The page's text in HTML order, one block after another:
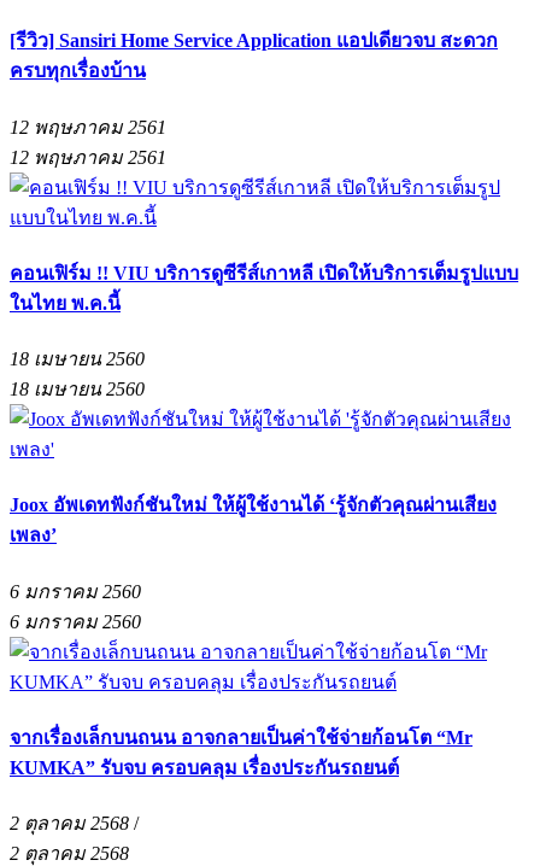
[รีวิว] Sansiri Home Service Application แอปเดียวจบ สะดวก
ครบทุกเรื่องบ้าน
12 พฤษภาคม 2561
12 พฤษภาคม 2561
คอนเฟิร์ม !! VIU บริการดูซีรีส์เกาหลี เปิดให้บริการเต็มรูปแบบ
ในไทย พ.ค.นี้
18 เมษายน 2560
18 เมษายน 2560
Joox อัพเดทฟังก์ชันใหม่ ให้ผู้ใช้งานได้ ‘รู้จักตัวคุณผ่านเสียง
เพลง’
6 มกราคม 2560
6 มกราคม 2560
จากเรื่องเล็กบนถนน อาจกลายเป็นค่าใช้จ่ายก้อนโต “Mr
KUMKA” รับจบ ครอบคลุม เรื่องประกันรถยนต์
2 ตุลาคม 2568 /
2 ตุลาคม 2568